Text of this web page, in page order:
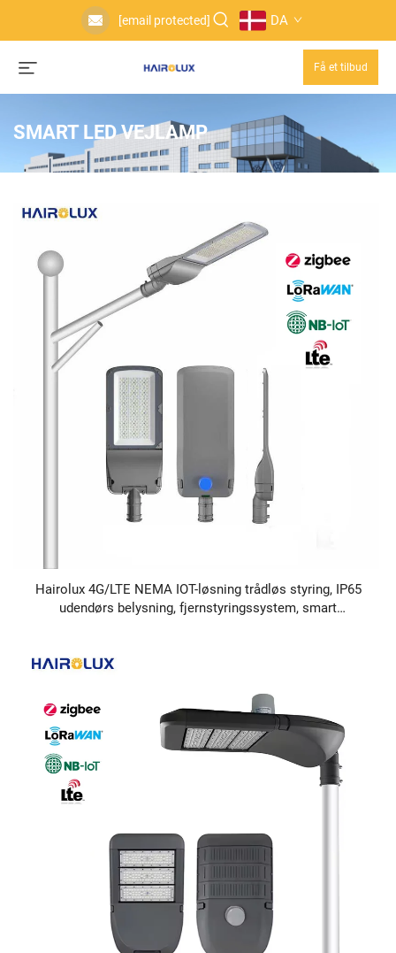
[email protected] DA
Få et tilbud
SMART LED VEJLAMP
Hairolux 4G/LTE NEMA IOT-løsning trådløs styring, IP65
udendørs belysning, fjernstyringssystem, smart